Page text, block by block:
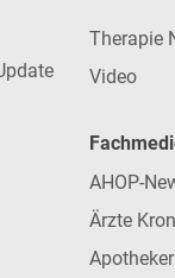
Therapie
Video
AHOP-
Ärzte